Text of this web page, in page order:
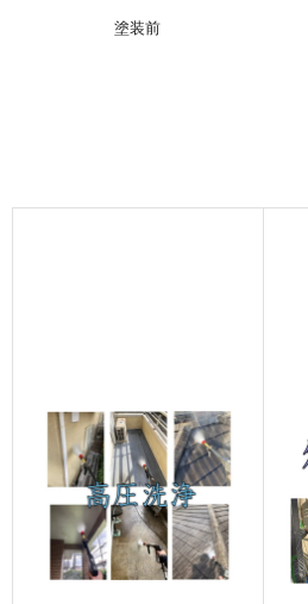
塗装前